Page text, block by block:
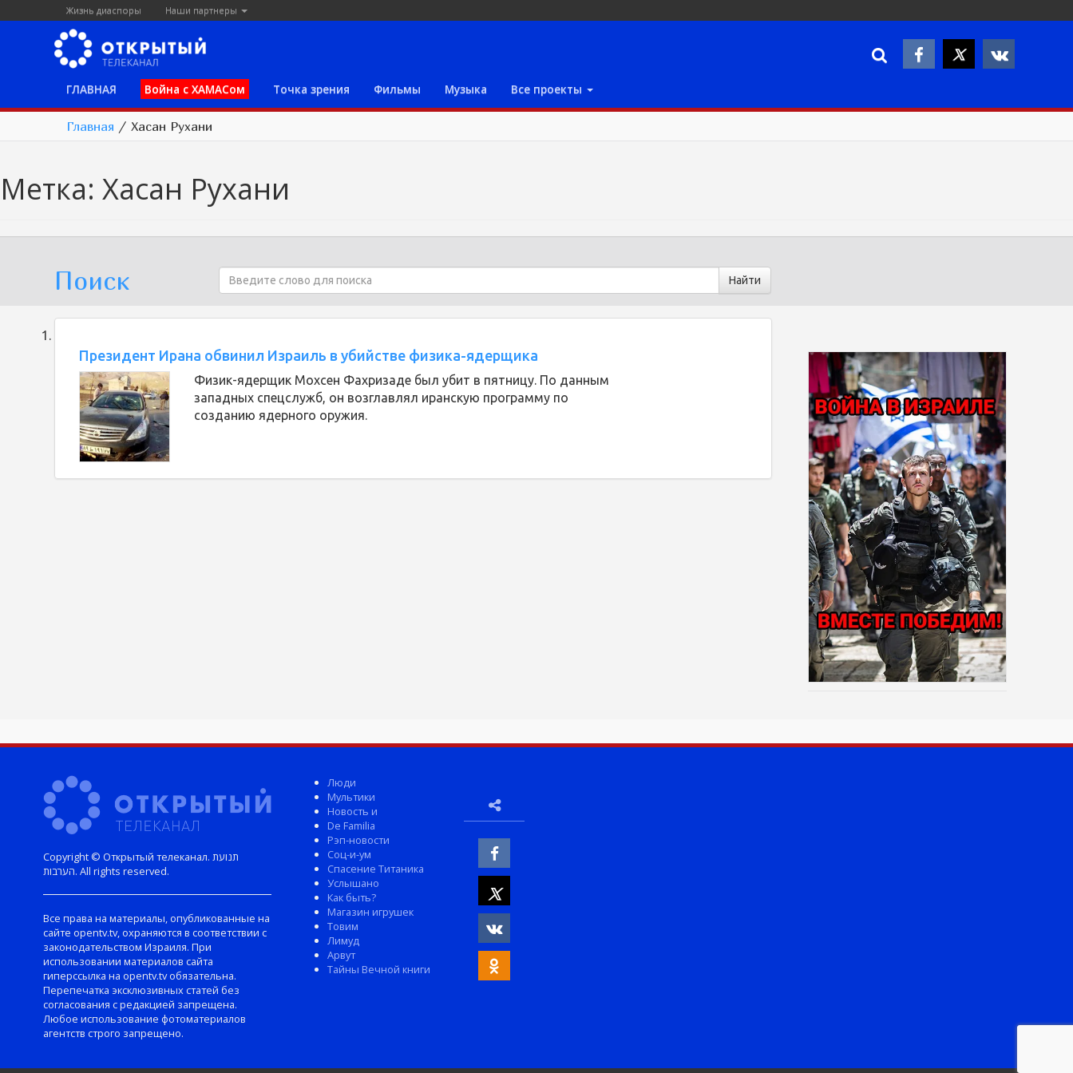
Жизнь диаспоры Наши партнеры
ГЛАВНАЯ Война с ХАМАСом Точка зрения Фильмы Музыка Все проекты
Главная / Хасан Рухани
Метка: Хасан Рухани
Поиск
Президент Ирана обвинил Израиль в убийстве физика-ядерщика
Физик-ядерщик Мохсен Фахризаде был убит в пятницу. По данным
западных спецслужб, он возглавлял иранскую программу по
созданию ядерного оружия.
Copyright © Открытый телеканал. תנועת
הערבות. All rights reserved.
Все права на материалы, опубликованные на
сайте opentv.tv, охраняются в соответствии с
законодательством Израиля. При
использовании материалов сайта
гиперссылка на opentv.tv обязательна.
Перепечатка эксклюзивных статей без
согласования с редакцией запрещена.
Любое использование фотоматериалов
агентств строго запрещено.
Люди
Мультики
Новость и
De Familia
Рэп-новости
Соц-и-ум
Спасение Титаника
Услышано
Как быть?
Магазин игрушек
Товим
Лимуд
Арвут
Тайны Вечной книги